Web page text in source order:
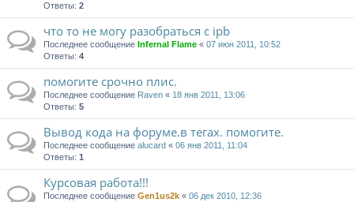
Ответы: 2
что то не могу разобраться с ipb
Последнее сообщение Infernal Flame « 07 июн 2011, 10:52
Ответы: 4
помогите срочно плис.
Последнее сообщение Raven « 18 янв 2011, 13:06
Ответы: 5
Вывод кода на форуме.в тегах. помогите.
Последнее сообщение alucard « 06 янв 2011, 11:04
Ответы: 1
Курсовая работа!!!
Последнее сообщение Gen1us2k « 06 дек 2010, 12:36